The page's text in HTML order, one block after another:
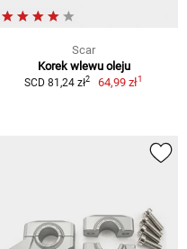
Scar
Korek wlewu oleju
SCD 81,24 zł2 64,99 zł1